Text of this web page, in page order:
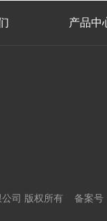
产品中
公司 版权所有 备案号